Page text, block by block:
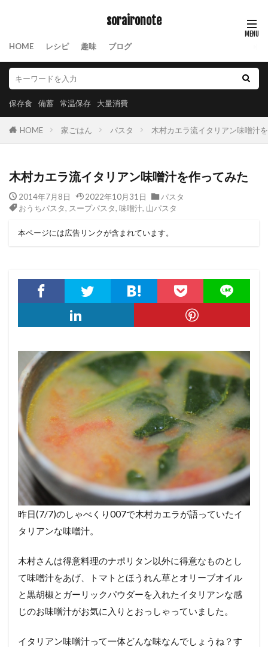
soraironote
HOME レシピ 趣味 ブログ
保存食 備蓄 常温保存 大量消費
HOME 家ごはん パスタ 木村カエラ流イタリアン味噌汁
木村カエラ流イタリアン味噌汁を作ってみた
2014年7月8日 2022年10月31日
パスタ
おうちパスタ, スープパスタ, 味噌汁, 山パスタ
本ページには広告リンクが含まれています。
昨日(7/7)のしゃべくり007で木村カエラが語っていたイ
タリアンな味噌汁。
木村さんは得意料理のナポリタン以外に得意なものとし
て味噌汁をあげ、トマトとほうれん草とオリーブオイル
と黒胡椒とガーリックパウダーを入れたイタリアンな感
じのお味噌汁がお気に入りとおっしゃっていました。
イタリアン味噌汁って一体どんな味なんでしょうね？す